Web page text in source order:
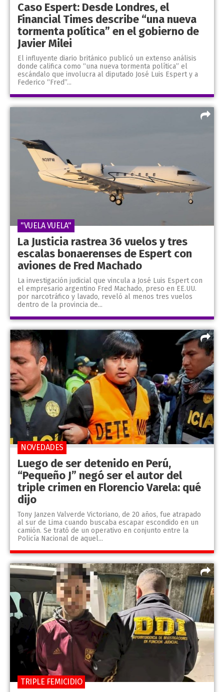
Caso Espert: Desde Londres, el
Financial Times describe “una nueva
tormenta política” en el gobierno de
Javier Milei
El influyente diario británico publicó un extenso análisis
donde califica como “una nueva tormenta política” el
escándalo que involucra al diputado José Luis Espert y a
Federico “Fred”...
La Justicia rastrea 36 vuelos y tres
escalas bonaerenses de Espert con
aviones de Fred Machado
La investigación judicial que vincula a José Luis Espert con
el empresario argentino Fred Machado, preso en EE.UU.
por narcotráfico y lavado, reveló al menos tres vuelos
dentro de la provincia de...
"VUELA VUELA"
Luego de ser detenido en Perú,
“Pequeño J” negó ser el autor del
triple crimen en Florencio Varela: qué
dijo
Tony Janzen Valverde Victoriano, de 20 años, fue atrapado
al sur de Lima cuando buscaba escapar escondido en un
camión. Se trató de un operativo en conjunto entre la
Policía Nacional de aquel...
NOVEDADES
TRIPLE FEMICIDIO